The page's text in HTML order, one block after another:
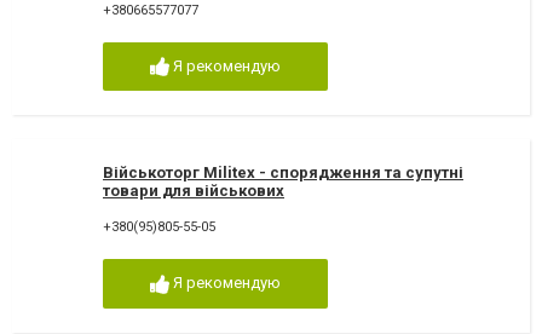
+380665577077
Я рекомендую
Військоторг Militex - спорядження та супутні
товари для військових
+380(95)805-55-05
Я рекомендую